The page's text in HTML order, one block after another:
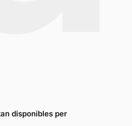
disponibles per